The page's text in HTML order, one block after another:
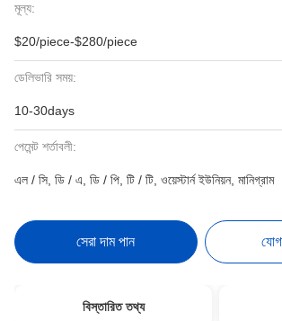
মূল্য:
$20/piece-$280/piece
ডেলিভারি সময়:
10-30days
পেমেন্ট শর্তাবলী:
এল / সি, ডি / এ, ডি / পি, টি / টি, ওয়েস্টার্ন ইউনিয়ন, মানিগ্রাম
সেরা দাম পান
বিস্তারিত তথ্য